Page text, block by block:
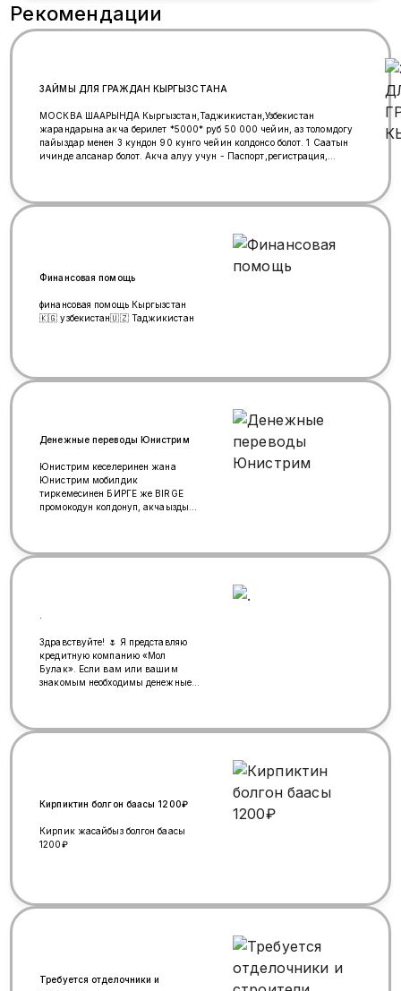
Рекомендации
ЗАЙМЫ ДЛЯ ГРАЖДАН КЫРГЫЗСТАНА
МОСКВА ШААРЫНДА Кыргызстан,Таджикистан,Узбекистан
жарандарына акча берилет *5000* руб 50 000 чейин, аз толомдогу
пайыздар менен 3 кундон 90 кунго чейин колдонсо болот. 1 Саатын
ичинде алсанар болот. Акча алуу учун - Паспорт,регистрация,
вотцап Макс
Do0wGalentBdLCY Айпери ☎️ 89647722122 вотцап Макс
https://max.ru/u/f9LHodD0cOLLmqBgGTpFvyorpht0-
Финансовая помощь
финансовая помощь Кыргызстан
🇰🇬 узбекистан🇺🇿 Таджикистан
Денежные переводы Юнистрим
Юнистрим кеңселеринен жана
Юнистрим мобилдик
тиркемесинен БИРГЕ же BIRGE
промокодун колдонуп, акчаңызды
Здравствуйте! 🌷 Я представляю
кредитную компанию «Мол
Булак». Если вам или вашим
знакомым необходимы денежные
отвечу на все ваши вопросы и
Кирпиктин болгон баасы 1200₽
Кирпик жасайбыз болгон баасы
1200₽
Требуется отделочники и